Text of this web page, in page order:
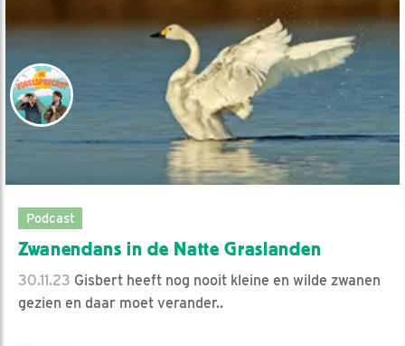
Podcast
Zwanendans in de Natte Graslanden
30.11.23 Gisbert heeft nog nooit kleine en wilde zwanen
gezien en daar moet verander..